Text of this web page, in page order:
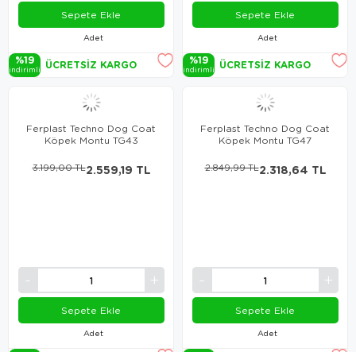
Adet
Sepete Ekle
%19
i̇ndi̇ri̇mli̇ ÜCRETSIZ KARGO
Adet
Sepete Ekle
%19
i̇ndi̇ri̇mli̇ ÜCRETSIZ KARGO
Ferplast Techno Dog Coat
Köpek Montu TG43
Adet
2.559,19 TL
3.199,00 TL
Sepete Ekle
Ferplast Techno Dog Coat
Köpek Montu TG47
Adet
2.318,64 TL
2.849,99 TL
Sepete Ekle